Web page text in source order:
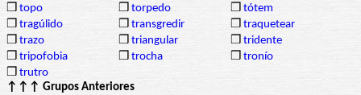
❒ topo ❒ torpedo ❒ tótem
❒ tragúlido ❒ transgredir ❒ traquetear
❒ trazo ❒ triangular ❒ tridente
❒ tripofobia ❒ trocha ❒ tronío
❒ trutro
↑↑↑ Grupos Anteriores